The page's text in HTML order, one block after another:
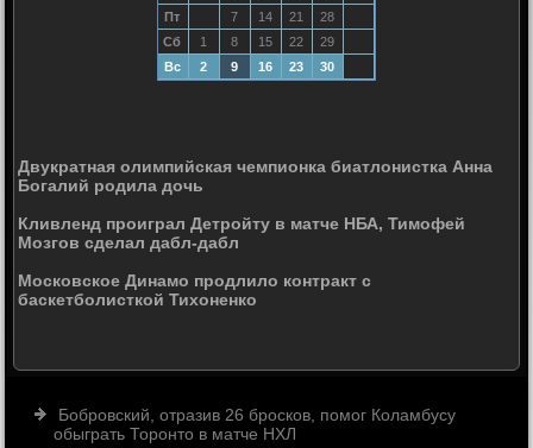
Пт
7 14 21
28
Сб
1 8 15 22
29
Вс
2 9 16 23 30
Двукратная олимпийская чемпионка биатлонистка Анна
Богалий родила дочь
Кливленд проиграл Детройту в матче НБА, Тимофей
Мозгов сделал дабл-дабл
Московское Динамо продлило контракт с
баскетболисткой Тихоненко
Бобровский, отразив 26 бросков, помог Коламбусу
обыграть Торонто в матче НХЛ